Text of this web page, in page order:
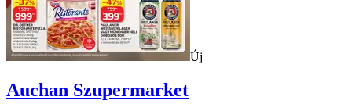
Új
Auchan Szupermarket